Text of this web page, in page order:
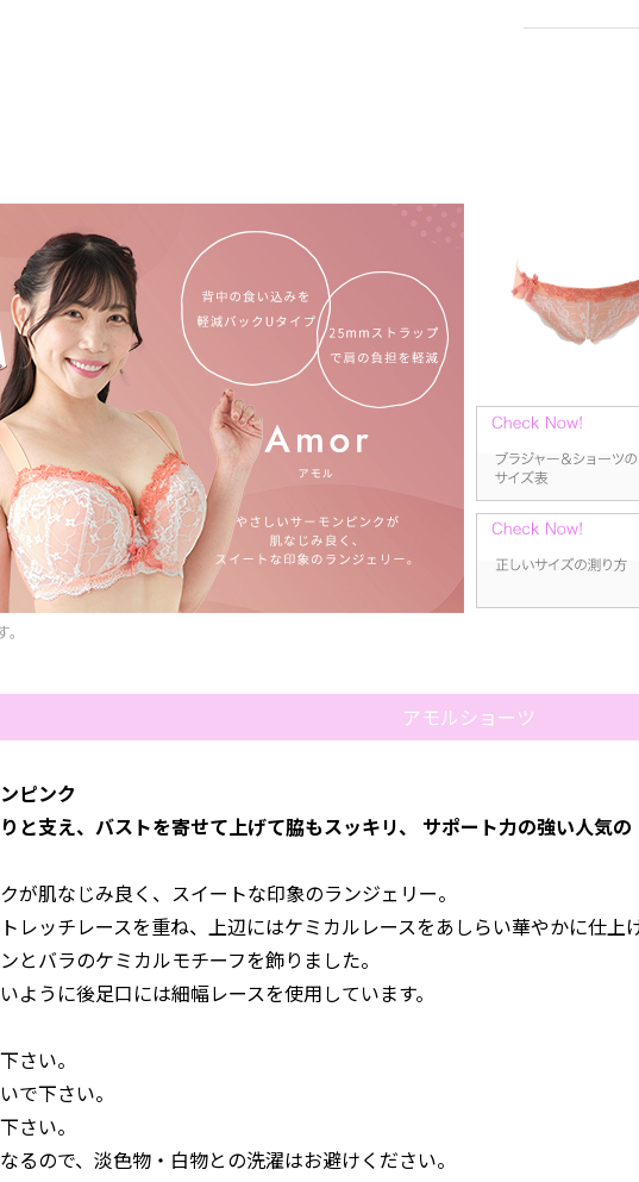
アモルショーツ
ピンク
と支え、バストを寄せて上げて脇もスッキリ、 サポート力の強い人気
が肌なじみ良く、スイートな印象のランジェリー。
レッチレースを重ね、上辺にはケミカルレースをあしらい華やかに仕上
とバラのケミカルモチーフを飾りました。
ように後足口には細幅レースを使用しています。
さい。
で下さい。
さい。
るので、淡色物・白物との洗濯はお避けください。